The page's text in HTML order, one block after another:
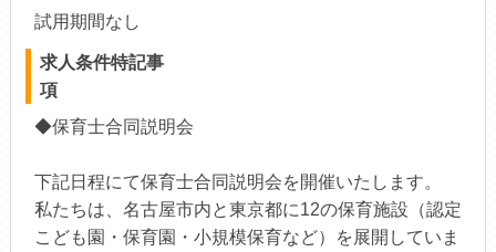
試用期間なし
求人条件特記事
項
◆保育士合同説明会
下記日程にて保育士合同説明会を開催いたします。
私たちは、名古屋市内と東京都に12の保育施設（認定
こども園・保育園・小規模保育など）を展開していま